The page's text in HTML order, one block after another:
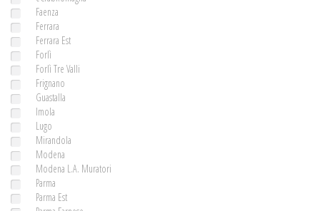
Faenza
Ferrara
Ferrara Est
Forlì
Forlì Tre Valli
Frignano
Guastalla
Imola
Lugo
Mirandola
Modena
Modena L.A. Muratori
Parma
Parma Est